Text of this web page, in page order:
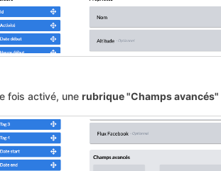
fois activé, unerubrique "Champs avancés"